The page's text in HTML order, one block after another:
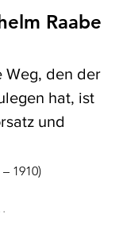
Raabe
Weg, den der
hat, ist
und
1910)